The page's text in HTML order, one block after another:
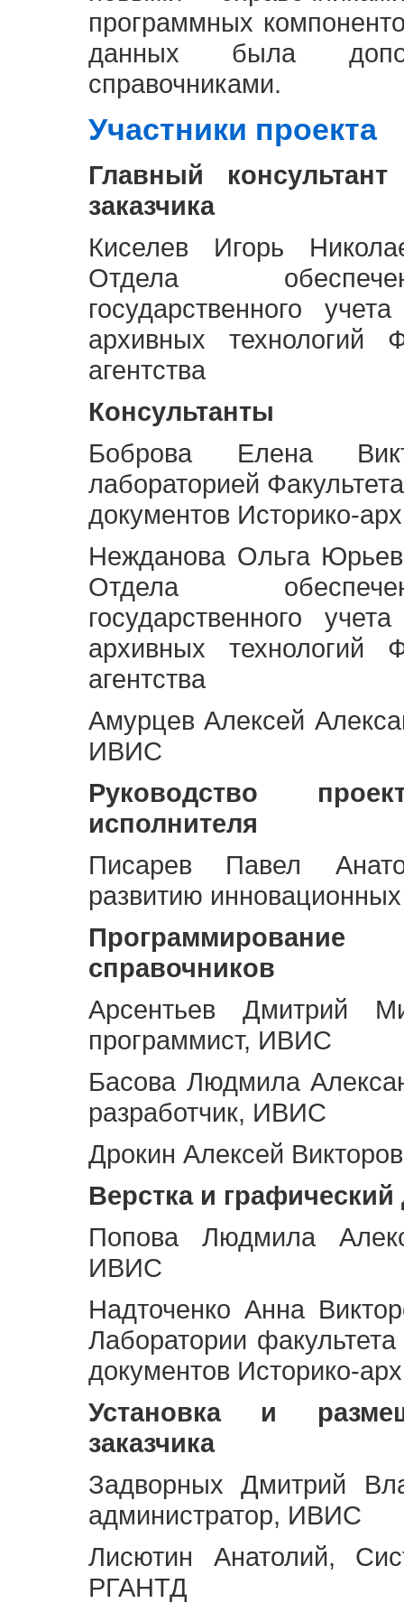
программных
данных была
справочниками.
Участники проекта
Главный
заказчика
Киселев Игорь
Отдела
государственного
архивных технологий
агентства
Консультанты
Боброва Елена
лабораторией
документов Историко-
Нежданова Ольга
Отдела
государственного
архивных технологий
агентства
Амурцев Алексей
ИВИС
Руководство
исполнителя
Писарев Павел
развитию
Программирование
справочников
Арсентьев Дмитрий
программист, ИВИС
Басова Людмила
разработчик, ИВИС
Дрокин Алексей
Верстка и графический
Попова Людмила
ИВИС
Надточенко Анна
Лаборатории
документов Историко-
Установка и
заказчика
Задворных Дмитрий
администратор, ИВИС
Лисютин Анатолий,
РГАНТД